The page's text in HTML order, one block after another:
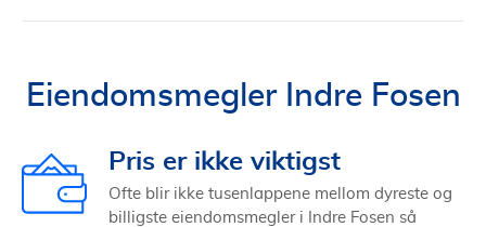
Eiendomsmegler Indre Fosen
Pris er ikke viktigst
Ofte blir ikke tusenlappene mellom dyreste og
billigste eiendomsmegler i Indre Fosen så